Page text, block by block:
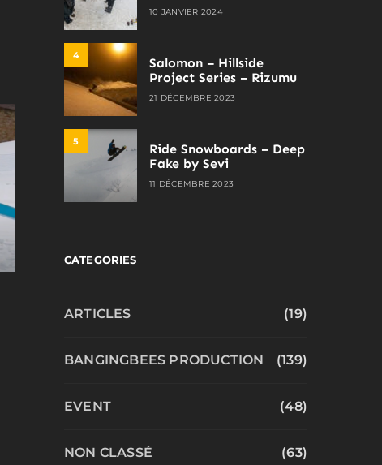
10 JANVIER 2024
4
Salomon – Hillside
Project Series – Rizumu
21 DÉCEMBRE 2023
5
Ride Snowboards – Deep
Fake by Sevi
11 DÉCEMBRE 2023
CATEGORIES
ARTICLES (19)
BANGINGBEES PRODUCTION (139)
EVENT (48)
NON CLASSÉ (63)